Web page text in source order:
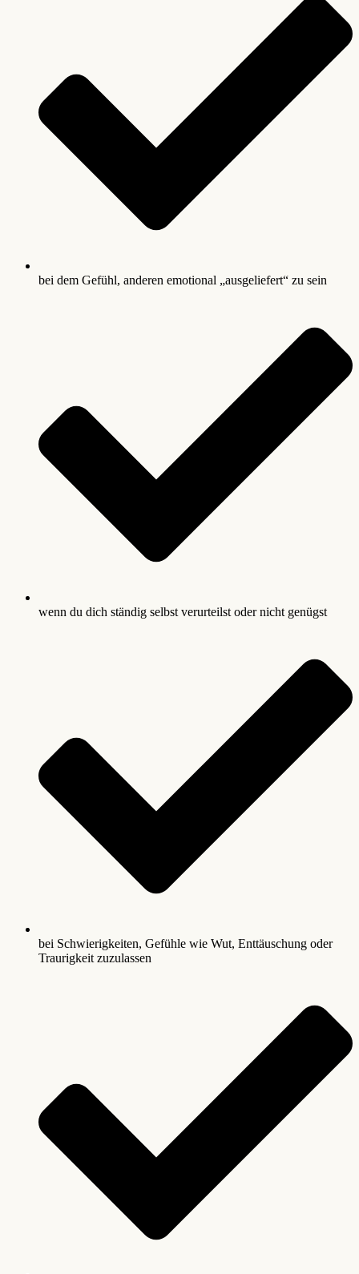
bei dem Gefühl, anderen emotional „ausgeliefert“ zu sein
wenn du dich ständig selbst verurteilst oder nicht genügst
bei Schwierigkeiten, Gefühle wie Wut, Enttäuschung oder
Traurigkeit zuzulassen